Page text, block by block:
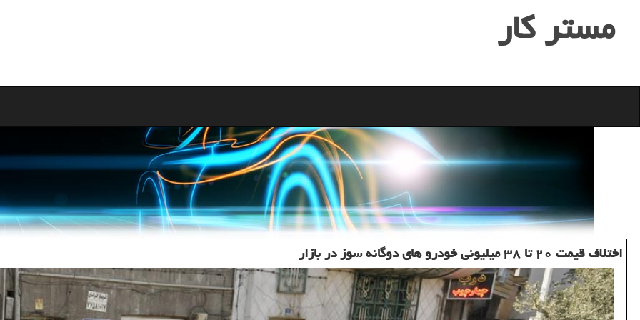
مستر كار
اختلاف قیمت ۲۰ تا ۳۸ میلیونی خودرو های دوگانه سوز در بازار